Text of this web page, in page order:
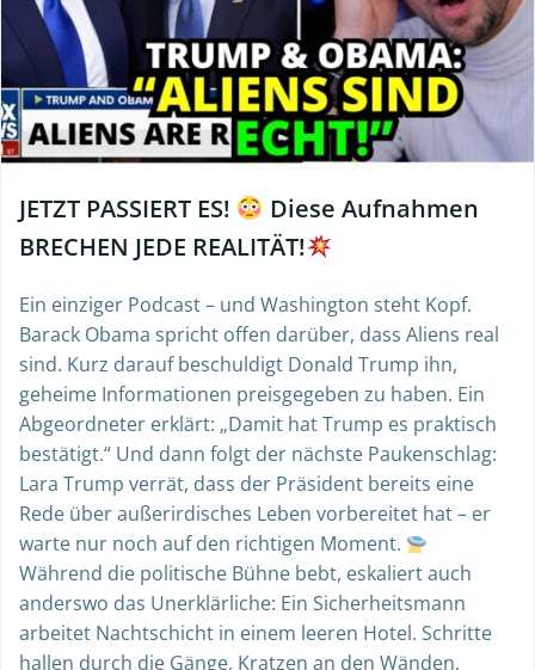
JETZT PASSIERT ES!
Diese Aufnahmen
BRECHEN JEDE REALITÄT!
Ein einziger Podcast – und Washington steht Kopf.
Barack Obama spricht offen darüber, dass Aliens real
sind. Kurz darauf beschuldigt Donald Trump ihn,
geheime Informationen preisgegeben zu haben. Ein
Abgeordneter erklärt: „Damit hat Trump es praktisch
bestätigt.“ Und dann folgt der nächste Paukenschlag:
Lara Trump verrät, dass der Präsident bereits eine
Rede über außerirdisches Leben vorbereitet hat – er
warte nur noch auf den richtigen Moment.
Während die politische Bühne bebt, eskaliert auch
anderswo das Unerklärliche: Ein Sicherheitsmann
arbeitet Nachtschicht in einem leeren Hotel. Schritte
hallen durch die Gänge, Kratzen an den Wänden,